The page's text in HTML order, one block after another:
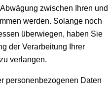
zwischen Ihren und
werden. Solange noch
überwiegen, haben Sie
der Verarbeitung Ihrer
verlangen.
personenbezogenen Daten